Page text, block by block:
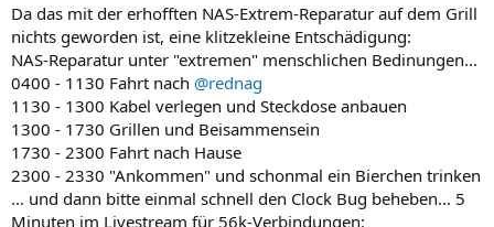
m
Da das mit der erhofften NAS-Extrem-Reparatur auf dem Grill
nichts geworden ist, eine klitzekleine Entschädigung:
NAS-Reparatur unter "extremen" menschlichen Bedinungen...
0400 - 1130 Fahrt nach @rednag
1130 - 1300 Kabel verlegen und Steckdose anbauen
1300 - 1730 Grillen und Beisammensein
1730 - 2300 Fahrt nach Hause
2300 - 2330 "Ankommen" und schonmal ein Bierchen trinken
... und dann bitte einmal schnell den Clock Bug beheben... 5
Minuten im Livestream für 56k-Verbindungen: